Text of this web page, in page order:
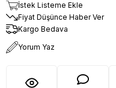
İstek Listeme Ekle
Fiyat Düşünce Haber Ver
Kargo Bedava
Yorum Yaz